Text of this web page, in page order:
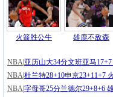
火箭胜公牛 雄鹿不敌森
NBA 亚历山大34分文班亚马
NBA杜兰特28+10申京23+11+7
NBA字母哥25分兰德尔29+8+6